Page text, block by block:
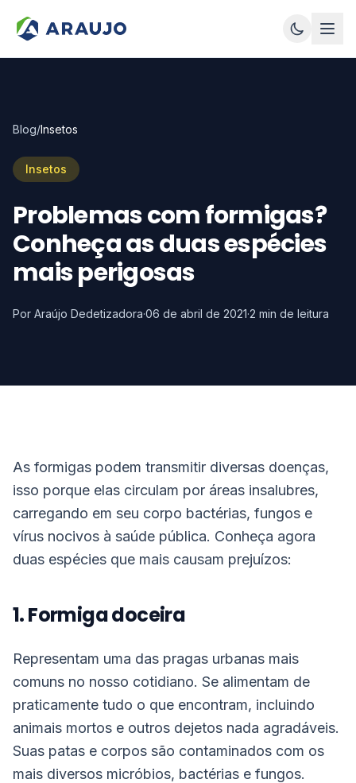
Blog/Insetos
Insetos
Problemas com formigas?
Conheça as duas espécies
mais perigosas
Por Araújo Dedetizadora·06 de abril de 2021·2 min de leitura
As formigas podem transmitir diversas doenças,
isso porque elas circulam por áreas insalubres,
carregando em seu corpo bactérias, fungos e
vírus nocivos à saúde pública. Conheça agora
duas espécies que mais causam prejuízos:
1. Formiga doceira
Representam uma das pragas urbanas mais
comuns no nosso cotidiano. Se alimentam de
praticamente tudo o que encontram, incluindo
animais mortos e outros dejetos nada agradáveis.
Suas patas e corpos são contaminados com os
mais diversos micróbios, bactérias e fungos.